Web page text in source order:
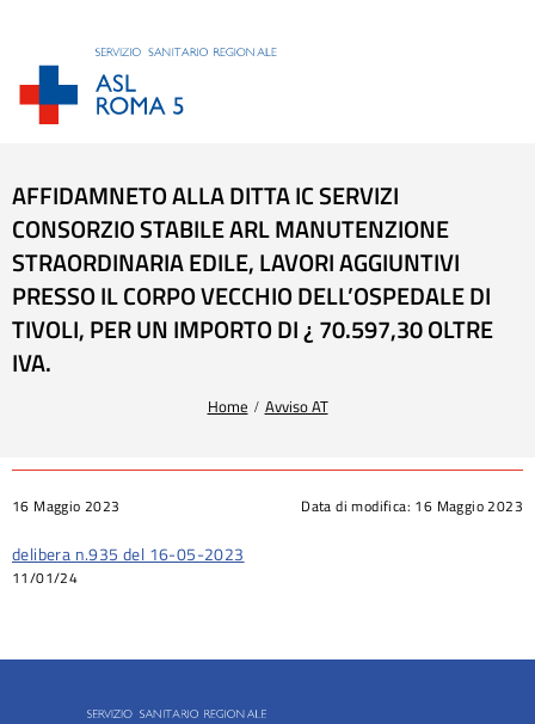
AFFIDAMNETO ALLA DITTA IC SERVIZI
CONSORZIO STABILE ARL MANUTENZIONE
STRAORDINARIA EDILE, LAVORI AGGIUNTIVI
PRESSO IL CORPO VECCHIO DELL’OSPEDALE DI
TIVOLI, PER UN IMPORTO DI ¿ 70.597,30 OLTRE
IVA.
Home Avviso AT
Data di modifica: 16 Maggio 2023
16 Maggio 2023
delibera n.935 del 16-05-2023
11/01/24